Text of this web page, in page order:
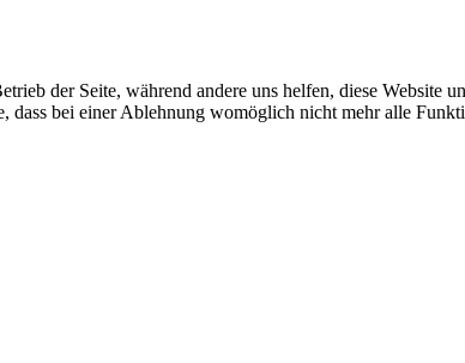
der Seite, während andere uns helfen, diese Website
dass bei einer Ablehnung womöglich nicht mehr alle